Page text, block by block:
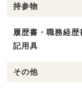
持参物
履歴書・職務経
記用具
その他